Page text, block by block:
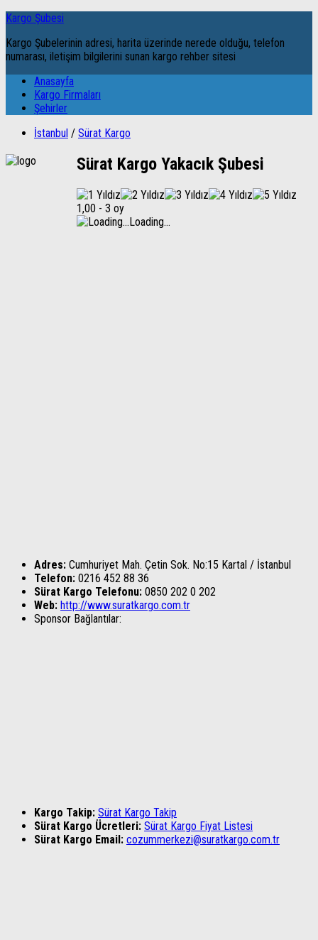
Kargo Şubesi
Kargo Şubelerinin adresi, harita üzerinde nerede olduğu, telefon
numarası, iletişim bilgilerini sunan kargo rehber sitesi
Anasayfa
Kargo Firmaları
Şehirler
İstanbul / Sürat Kargo
Sürat Kargo Yakacık Şubesi
1,00 - 3 oy
Loading...
Adres: Cumhuriyet Mah. Çetin Sok. No:15 Kartal / İstanbul
Telefon: 0216 452 88 36
Sürat Kargo Telefonu: 0850 202 0 202
Web: http://www.suratkargo.com.tr
Sponsor Bağlantılar:
Kargo Takip: Sürat Kargo Takip
Sürat Kargo Ücretleri: Sürat Kargo Fiyat Listesi
Sürat Kargo Email: cozummerkezi@suratkargo.com.tr